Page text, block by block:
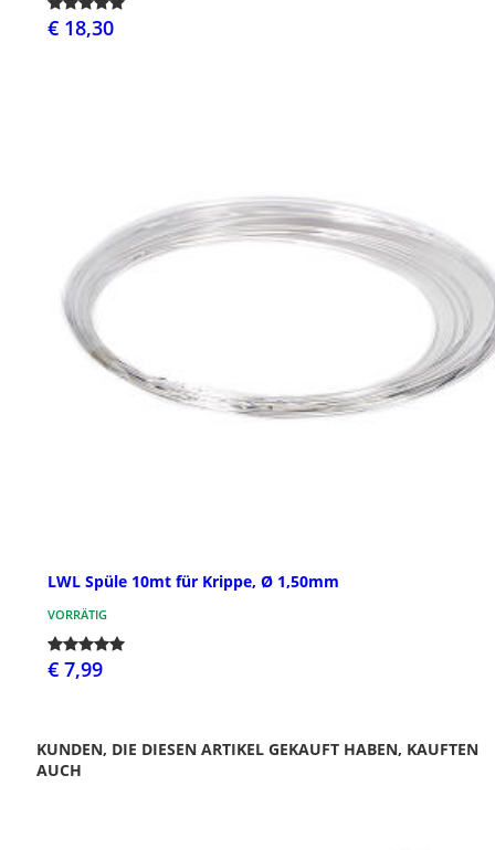
€ 18,30
LWL Spüle 10mt für Krippe, Ø 1,50mm
VORRÄTIG
€ 7,99
KUNDEN, DIE DIESEN ARTIKEL GEKAUFT HABEN, KAUFTEN
AUCH